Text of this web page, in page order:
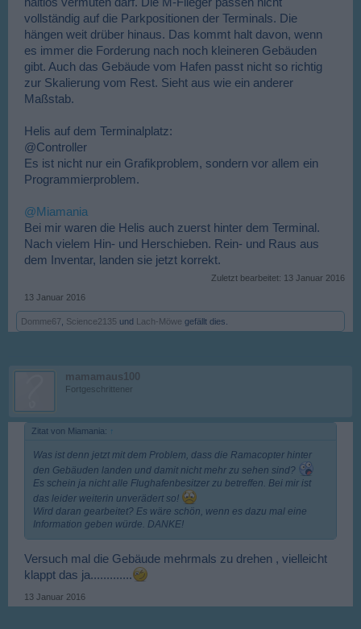
vollständig auf die Parkpositionen der Terminals. Die
hängen weit drüber hinaus. Das kommt halt davon, wenn
es immer die Forderung nach noch kleineren Gebäuden
gibt. Auch das Gebäude vom Hafen passt nicht so richtig
zur Skalierung vom Rest. Sieht aus wie ein anderer
Maßstab.
Helis auf dem Terminalplatz:
@Controller
Es ist nicht nur ein Grafikproblem, sondern vor allem ein
Programmierproblem.
@Miamania
Bei mir waren die Helis auch zuerst hinter dem Terminal.
Nach vielem Hin- und Herschieben. Rein- und Raus aus
dem Inventar, landen sie jetzt korrekt.
Zuletzt bearbeitet: 13 Januar 2016
13 Januar 2016
Domme67 Science2135 und Lach-Möwe gefällt dies.
mamamaus100
Fortgeschrittener
Zitat von Miamania: ↑
Was ist denn jetzt mit dem Problem, dass die Ramacopter hinter
den Gebäuden landen und damit nicht mehr zu sehen sind?
Es schein ja nicht alle Flughafenbesitzer zu betreffen. Bei mir ist
das leider weiterin unverädert so!
Wird daran gearbeitet? Es wäre schön, wenn es dazu mal eine
Information geben würde. DANKE!
Versuch mal die Gebäude mehrmals zu drehen , vielleicht
klappt das ja.............
13 Januar 2016